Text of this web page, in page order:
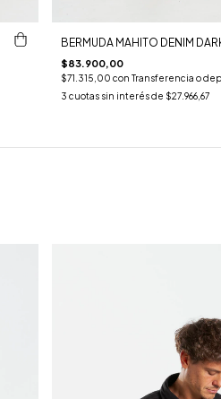
BERMUDA MAHITO DENIM
$83.900,00
$71.315,00 con Transferencia o
3 cuotas sin interés de $27.966,67